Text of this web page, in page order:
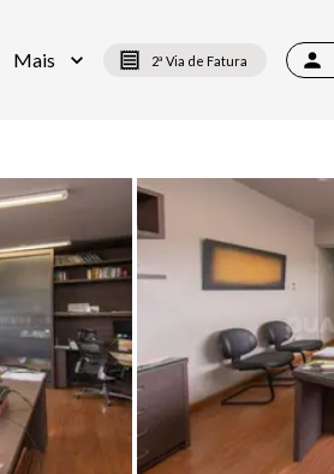
Mais 2ª Via de Fatura